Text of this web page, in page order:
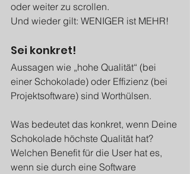
oder weiter zu scrollen.
Und wieder gilt: WENIGER ist MEHR!
Sei konkret!
Aussagen wie „hohe Qualität“ (bei
einer Schokolade) oder Effizienz (bei
Projektsoftware) sind Worthülsen.
Was bedeutet das konkret, wenn Deine
Schokolade höchste Qualität hat?
Welchen Benefit für die User hat es,
wenn sie durch eine Software